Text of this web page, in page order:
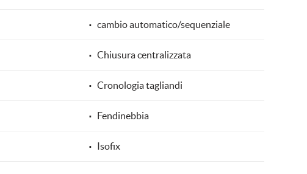
cambio automatico/sequenziale
Chiusura centralizzata
Cronologia tagliandi
Fendinebbia
Isofix